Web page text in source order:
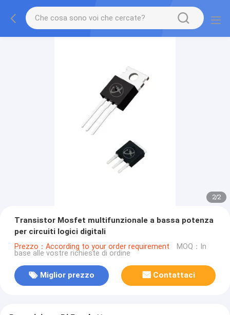
2/2
Transistor Mosfet multifunzionale a bassa potenza
per circuiti logici digitali
Prezzo：According to your order requirement MOQ：In
base alle vostre richieste di ordine
Miglior prezzo Contattaci